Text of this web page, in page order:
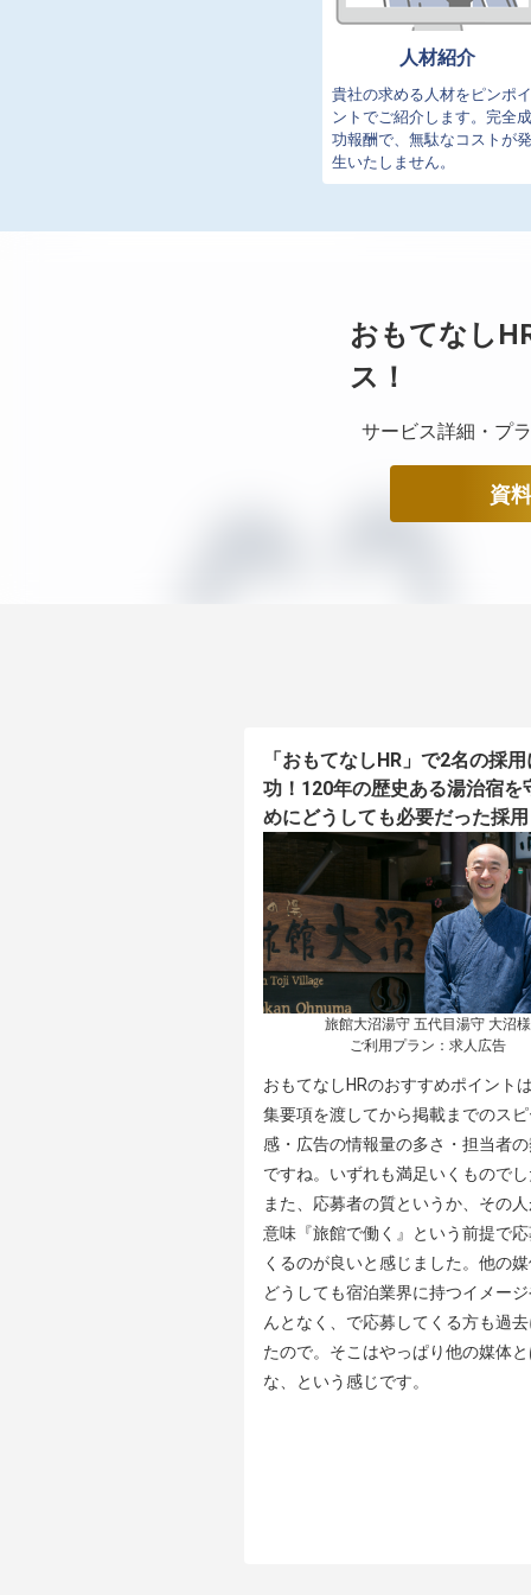
人材紹介
貴社の求める人材をピンポイ
ントでご紹介します。完全成
功報酬で、無駄なコストが発
生いたしません。
おもてなし
ス！
サービス詳細・プ
資
「おもてなしHR」で2名の採
功！120年の歴史ある湯治宿を
めにどうしても必要だった採用
旅館大沼湯守 五代目湯守 大沼様
ご利用プラン：求人広告
おもてなしHRのおすすめポイント
集要項を渡してから掲載までのス
感・広告の情報量の多さ・担当者
ですね。いずれも満足いくもので
また、応募者の質というか、その
意味『旅館で働く』という前提で
くるのが良いと感じました。他の
どうしても宿泊業界に持つイメー
んとなく、で応募してくる方も過
たので。そこはやっぱり他の媒体
な、という感じです。